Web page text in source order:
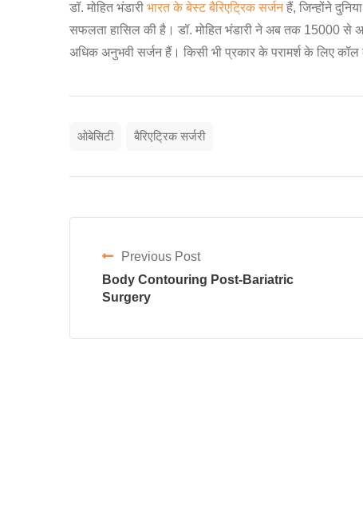
डॉ. मोहित भंडारी भारत के बेस्ट बैरिएट्रिक सर्जनहैं, जिन्होंने
सफलता हासिल की है। डॉ. मोहित भंडारी ने अब तक 15000 से
अधिक अनुभवी सर्जन हैं। किसी भी प्रकार के परामर्श के लिए
ओबेसिटी बैरिएट्रिक सर्जरी
Previous Post
Body Contouring Post-Bariatric
Surgery